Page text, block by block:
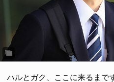
ハルとガク、ここに来るまで